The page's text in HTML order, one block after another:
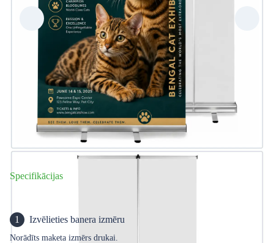
Specifikācijas
1 Izvēlieties banera izmēru
Norādīts maketa izmērs drukai.